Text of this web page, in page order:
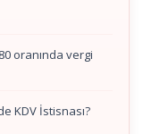
oranında vergi
KDV İstisnası?